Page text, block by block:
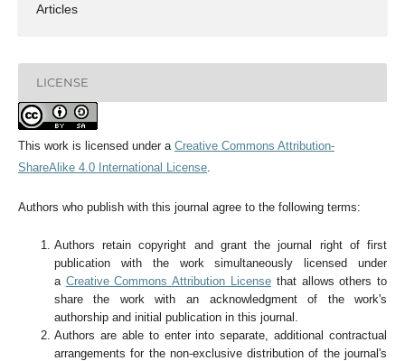
Articles
LICENSE
This work is licensed under a Creative Commons Attribution-
ShareAlike 4.0 International License.
Authors who publish with this journal agree to the following terms:
Authors retain copyright and grant the journal right of first
publication with the work simultaneously licensed under
a Creative Commons Attribution License that allows others to
share the work with an acknowledgment of the work's
authorship and initial publication in this journal.
Authors are able to enter into separate, additional contractual
arrangements for the non-exclusive distribution of the journal's